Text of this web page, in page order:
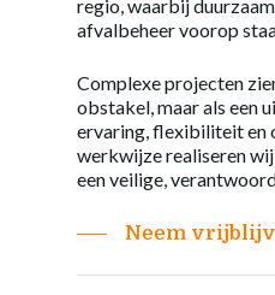
regio, waarbij
afvalbeheer voorop
Complexe projecten
obstakel, maar als een
ervaring, flexibiliteit en
werkwijze realiseren
een veilige,
Neem